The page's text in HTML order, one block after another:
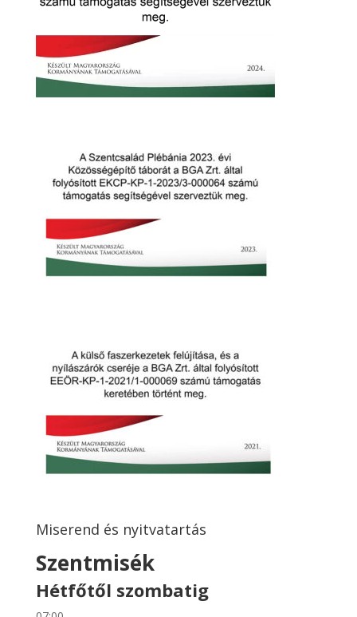
Miserend és nyitvatartás
Szentmisék
Hétfőtől szombatig